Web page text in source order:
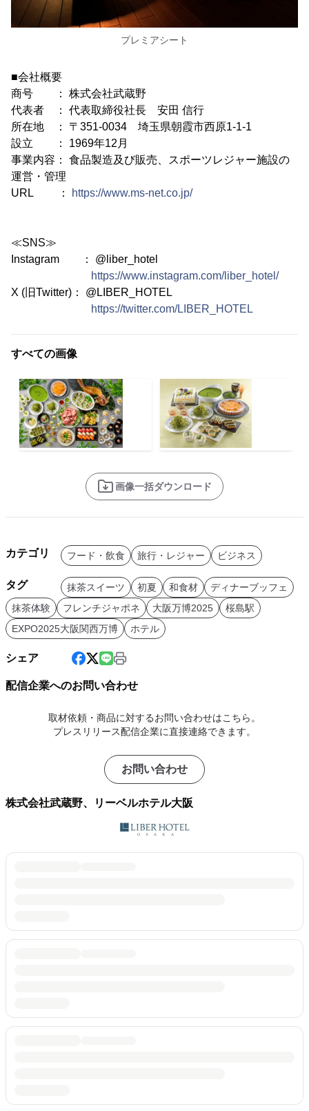
プレミアシート
■会社概要
商号 ： 株式会社武蔵野
代表者 ： 代表取締役社長 安田 信行
所在地 ： 〒351-0034 埼玉県朝霞市西原1-1-1
設立 ： 1969年12月
事業内容： 食品製造及び販売、スポーツレジャー施設の
運営・管理
URL ：
https://www.ms-net.co.jp/
≪SNS≫
Instagram ： @liber_hotel
https://www.instagram.com/liber_hotel/
X (旧Twitter)： @LIBER_HOTEL
https://twitter.com/LIBER_HOTEL
すべての画像
画像一括ダウンロード
カテゴリ フード・飲食 旅行・レジャー ビジネス
タグ 抹茶スイーツ 初夏 和食材
ディナーブッフェ
抹茶体験
フレンチジャポネ 大阪万博2025
桜島駅
EXPO2025大阪関西万博
ホテル
シェア
配信企業へのお問い合わせ
取材依頼・商品に対するお問い合わせはこちら。
プレスリリース配信企業に直接連絡できます。
お問い合わせ
株式会社武蔵野、リーベルホテル大阪